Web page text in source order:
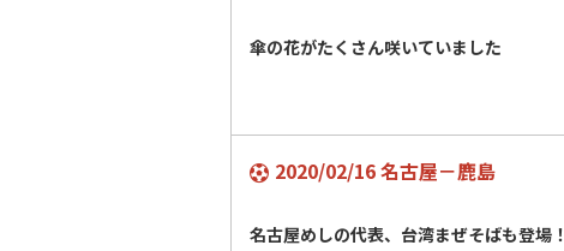
傘の花がたくさん咲いていました
2020/02/16 名古屋－鹿島
名古屋めしの代表、台湾まぜそばも登場！